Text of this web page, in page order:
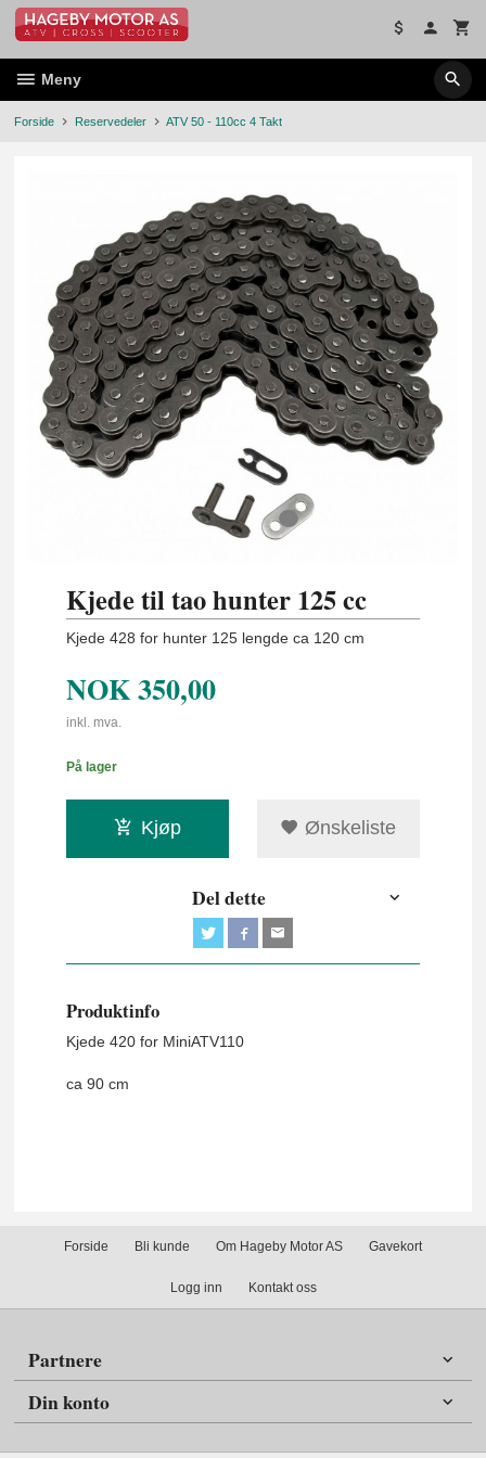
Gå
innholdet
Meny
Forside Reservedeler ATV 50 - 110cc 4 Takt
Kjede til tao hunter 125 cc
Kjede 428 for hunter 125 lengde ca 120 cm
NOK350,00
inkl. mva.
På lager
Kjøp Ønskeliste
Del dette
Produktinfo
Kjede 420 for MiniATV110
ca 90 cm
Forside Bli kunde Om Hageby Motor AS Gavekort
Logg inn Kontakt oss
Partnere
Din konto